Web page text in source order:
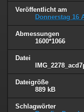
Veröffentlicht am
Donnerstag 16
Abmessungen
1600*1066
Datei
Dateigröße
889 kB
Schlagwörter